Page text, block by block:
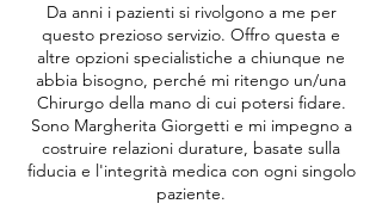
Da anni i pazienti si rivolgono a me per
questo prezioso servizio. Offro questa e
altre opzioni specialistiche a chiunque ne
abbia bisogno, perché mi ritengo un/una
Chirurgo della mano di cui potersi fidare.
Sono Margherita Giorgetti e mi impegno a
costruire relazioni durature, basate sulla
fiducia e l'integrità medica con ogni singolo
paziente.